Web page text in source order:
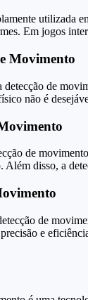
utilizada
Em jogos
Movimento
de
não é
de
disso, a
de
e